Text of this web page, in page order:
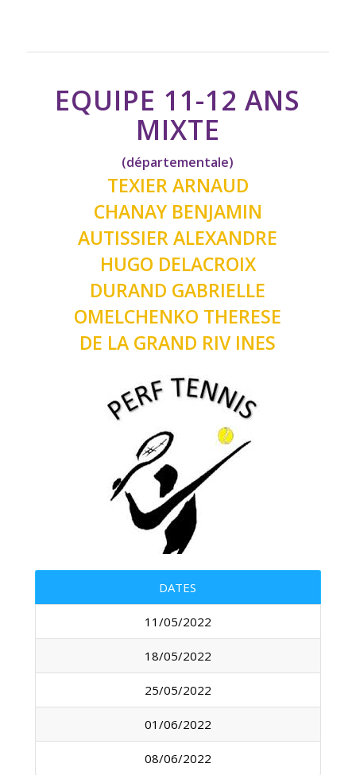
EQUIPE 11-12 ANS
MIXTE
(départementale)
TEXIER ARNAUD
CHANAY BENJAMIN
AUTISSIER ALEXANDRE
HUGO DELACROIX
DURAND GABRIELLE
OMELCHENKO THERESE
DE LA GRAND RIV INES
DATES
11/05/2022
18/05/2022
25/05/2022
01/06/2022
08/06/2022